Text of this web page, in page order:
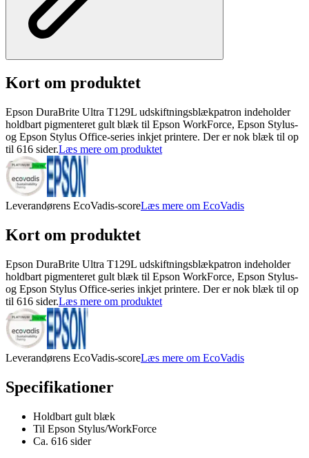
Kort om produktet
Epson DuraBrite Ultra T129L udskiftningsblækpatron indeholder
holdbart pigmenteret gult blæk til Epson WorkForce, Epson Stylus-
og Epson Stylus Office-series inkjet printere. Der er nok blæk til op
til 616 sider.Læs mere om produktet
Leverandørens EcoVadis-scoreLæs mere om EcoVadis
Kort om produktet
Epson DuraBrite Ultra T129L udskiftningsblækpatron indeholder
holdbart pigmenteret gult blæk til Epson WorkForce, Epson Stylus-
og Epson Stylus Office-series inkjet printere. Der er nok blæk til op
til 616 sider.Læs mere om produktet
Leverandørens EcoVadis-scoreLæs mere om EcoVadis
Specifikationer
Holdbart gult blæk
Til Epson Stylus/WorkForce
Ca. 616 sider